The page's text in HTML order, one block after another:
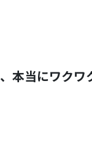
本当にワク